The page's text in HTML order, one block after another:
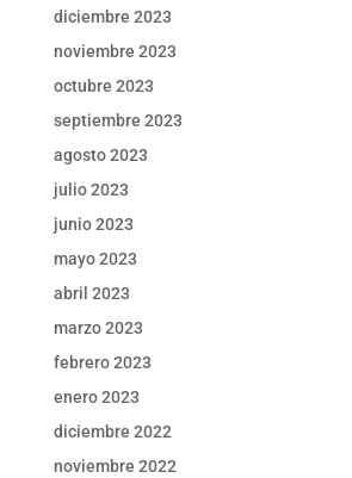
diciembre 2023
noviembre 2023
octubre 2023
septiembre 2023
agosto 2023
julio 2023
junio 2023
mayo 2023
abril 2023
marzo 2023
febrero 2023
enero 2023
diciembre 2022
noviembre 2022